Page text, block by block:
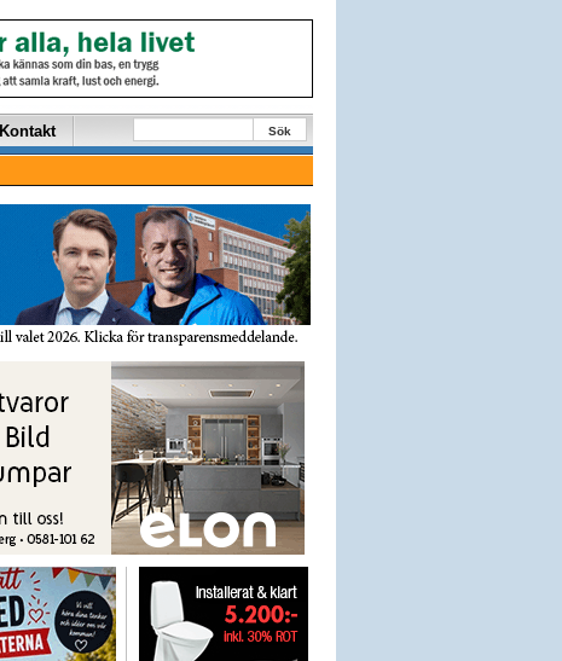
Kontakt Sök